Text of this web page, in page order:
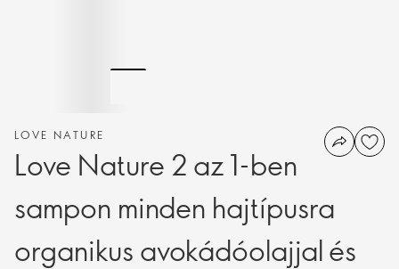
LOVE NATURE
Love Nature 2 az 1-ben
sampon minden hajtípusra
organikus avokádóolajjal és